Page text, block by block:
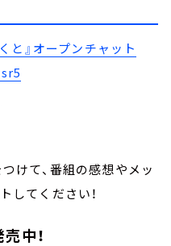
と』オープンチャット
つけて、番組の感想やメッ
してください！
中！